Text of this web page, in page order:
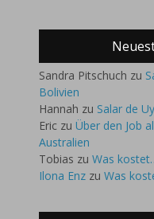
Sandra Pitschuch zu
Bolivien
Hannah zu Salar de
Eric zu Über den Job
Australien
Tobias zu Was
Ilona Enz zu Was